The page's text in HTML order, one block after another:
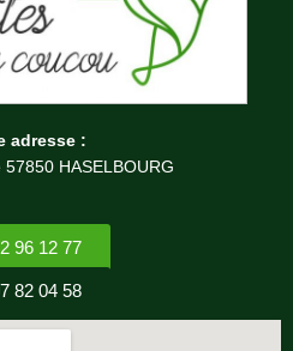
adresse :
HASELBOURG
96 12 77
82 04 58